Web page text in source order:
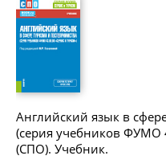
Английский язык в
(серия учебников ФУМО
(СПО). Учебник.